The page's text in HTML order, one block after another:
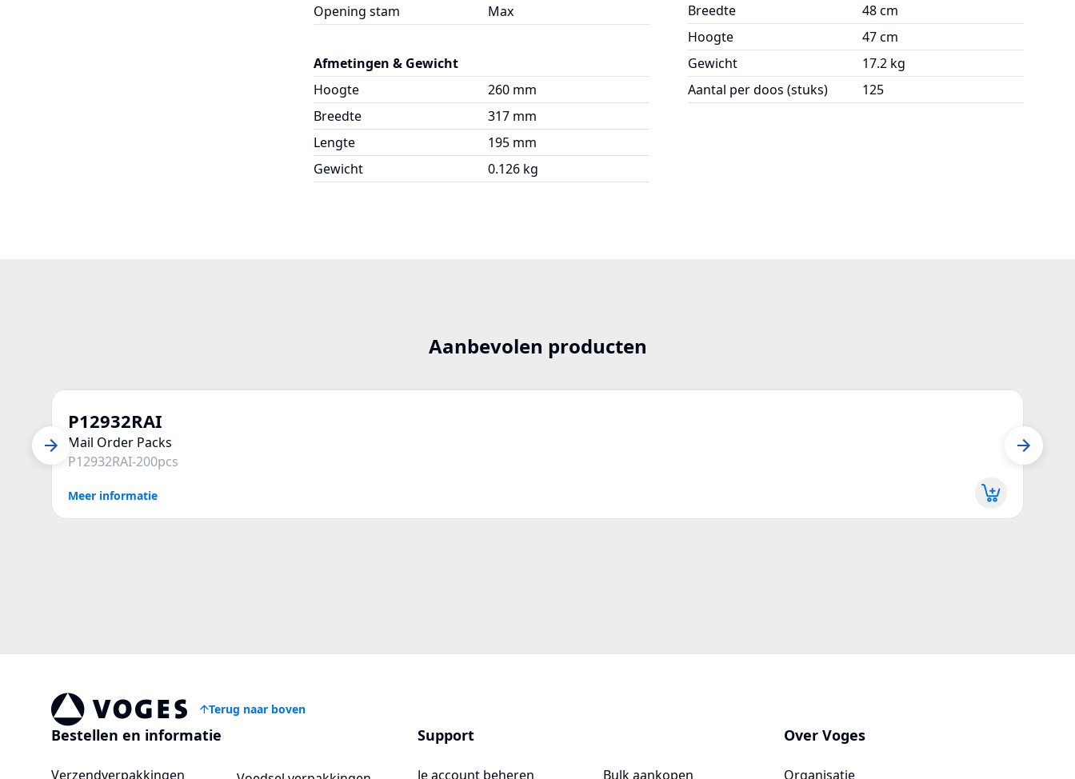
Opening stam
Max
Afmetingen & Gewicht
Hoogte
260 mm
Breedte
317 mm
Lengte
195 mm
Gewicht
0.126 kg
Breedte
48 cm
Hoogte
47 cm
Gewicht
17.2 kg
Aantal per doos (stuks)
125
Aanbevolen producten
P12932RAI
Mail Order Packs
P12932RAI-200pcs
Meer informatie
Mail
Vogespackaging
Terug naar boven
Bestellen en informatie
Verzendverpakkingen
Support
Je account beheren Bulk aankopen
Over Voges
Organisatie